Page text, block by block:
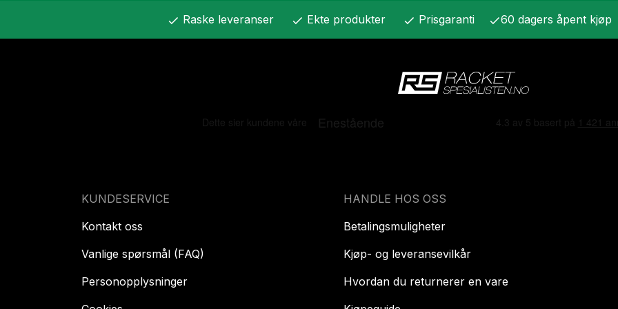
check Raske leveranser check Ekte produkter check Prisgaranti check60 dagers åpent kjøp
KUNDESERVICE
Kontakt oss
Vanlige spørsmål (FAQ)
Personopplysninger
HANDLE HOS OSS
Betalingsmuligheter
Kjøp- og leveransevilkår
Hvordan du returnerer en vare